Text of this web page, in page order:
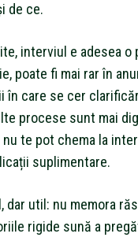
de ce.
interviul e adesea o
poate fi mai rar în
în care se cer
procese sunt mai
te pot chema la
suplimentare.
dar util: nu memora
rigide sună a